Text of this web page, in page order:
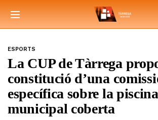
ESPORTS
La CUP de Tàrrega
constitució d’una
específica sobre la piscina
municipal coberta